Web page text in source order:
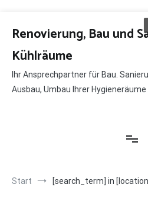
Inhalt
springen
Renovierung, Bau und
Kühlräume
Ihr Ansprechpartner für Bau.
Ausbau, Umbau Ihrer
Start [search_term] in [location]